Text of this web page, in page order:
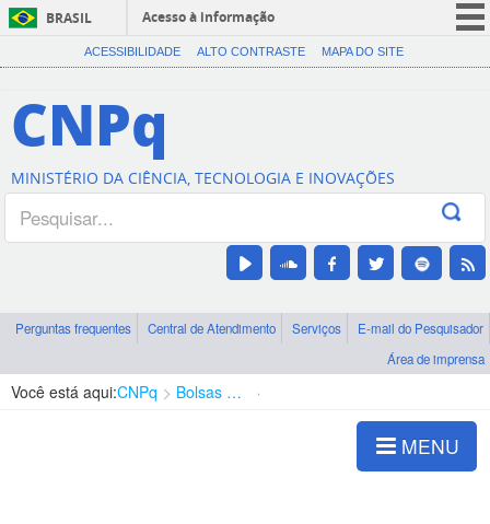
BRASIL
Acesso à informação
CORONAVÍRUS (COVID-19)
Canais
ACESSIBILIDADE ALTO CONTRASTE MAPA DO SITE
CNPq
MINISTÉRIO DA CIÊNCIA, TECNOLOGIA E INOVAÇÕES
Perguntas frequentes Central de Atendimento Serviços
E-mail do Pesquisador
Área de imprensa
Você está aqui:CNPq Bolsas e Auxílios Vigentes
MENU